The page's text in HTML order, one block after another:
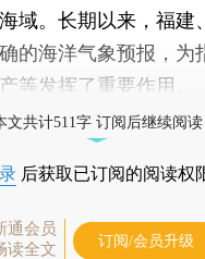
域。长期以来，福建
的海洋气象预报，为
等发挥了重要作用。
文共计511字 订阅后继续阅读
后获取已订阅的阅读权
通会员
读全文
订阅/会员升级